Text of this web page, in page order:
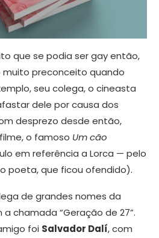
que se podia ser gay então,
preconceito quando
seu colega, o cineasta
dele por causa dos
desprezo desde então,
o famoso Um cão
em referência a Lorca — pelo
poeta, que ficou ofendido).
de grandes nomes da
chamada “Geração de 27”.
foi Salvador Dalí, com